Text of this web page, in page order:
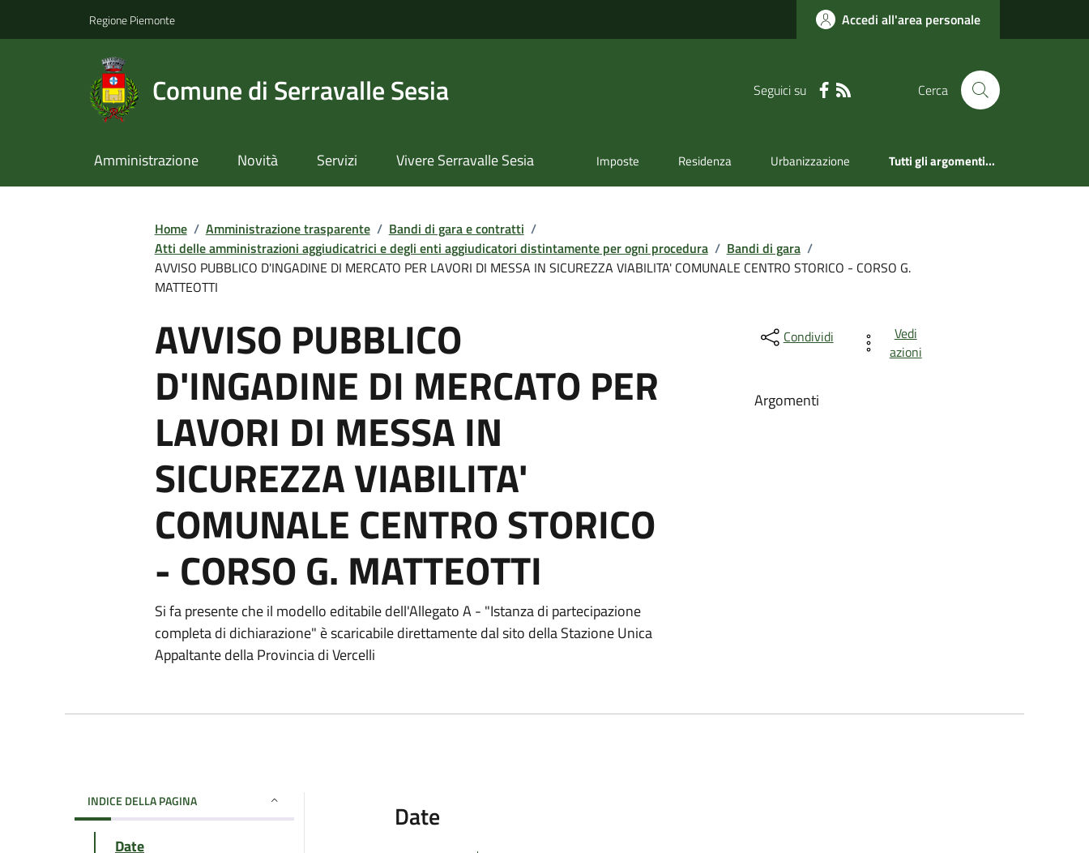
Regione Piemonte Accedi all'area personale
Comune di Serravalle Sesia Seguici su Cerca
Amministrazione Novità Servizi Vivere Serravalle Sesia Imposte Residenza Urbanizzazione Tutti gli argomenti...
Home / Amministrazione trasparente / Bandi di gara e contratti /
Atti delle amministrazioni aggiudicatrici e degli enti aggiudicatori distintamente per ogni procedura / Bandi di gara /
AVVISO PUBBLICO D'INGADINE DI MERCATO PER LAVORI DI MESSA IN SICUREZZA VIABILITA' COMUNALE CENTRO STORICO - CORSO G.
MATTEOTTI
AVVISO PUBBLICO
D'INGADINE DI MERCATO PER
LAVORI DI MESSA IN
SICUREZZA VIABILITA'
COMUNALE CENTRO STORICO
- CORSO G. MATTEOTTI
Si fa presente che il modello editabile dell'Allegato A - "Istanza di partecipazione
completa di dichiarazione" è scaricabile direttamente dal sito della Stazione Unica
Appaltante della Provincia di Vercelli
Condividi
Vedi
azioni
Argomenti
INDICE DELLA PAGINA
Date
Date